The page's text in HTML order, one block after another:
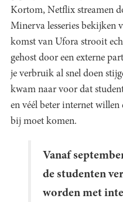
Kortom, Netflix streamen
Minerva lesseries bekijken
komst van Ufora strooit
gehost door een externe
je verbruik al snel doen
kwam naar voor dat
en véél beter internet
bij moet komen.
Vanaf
de studenten
worden met